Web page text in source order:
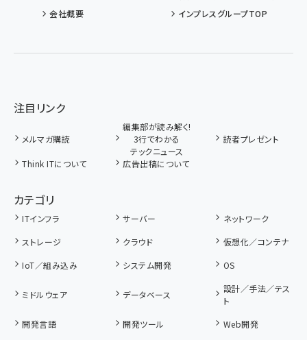
会社概要
インプレスグループTOP
注目リンク
メルマガ購読
編集部が読み解く!
3行でわかる
テックニュース
読者プレゼント
Think ITについて 広告出稿について
カテゴリ
ITインフラ サーバー
ネットワーク
ストレージ
クラウド
仮想化／コンテナ
IoT／組み込み
システム開発 OS
ミドルウェア データベース
設計／手法／テス
ト
開発言語
開発ツール
Web開発